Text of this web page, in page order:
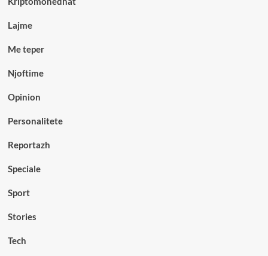
Lajme
Me teper
Njoftime
Opinion
Personalitete
Reportazh
Speciale
Sport
Stories
Tech